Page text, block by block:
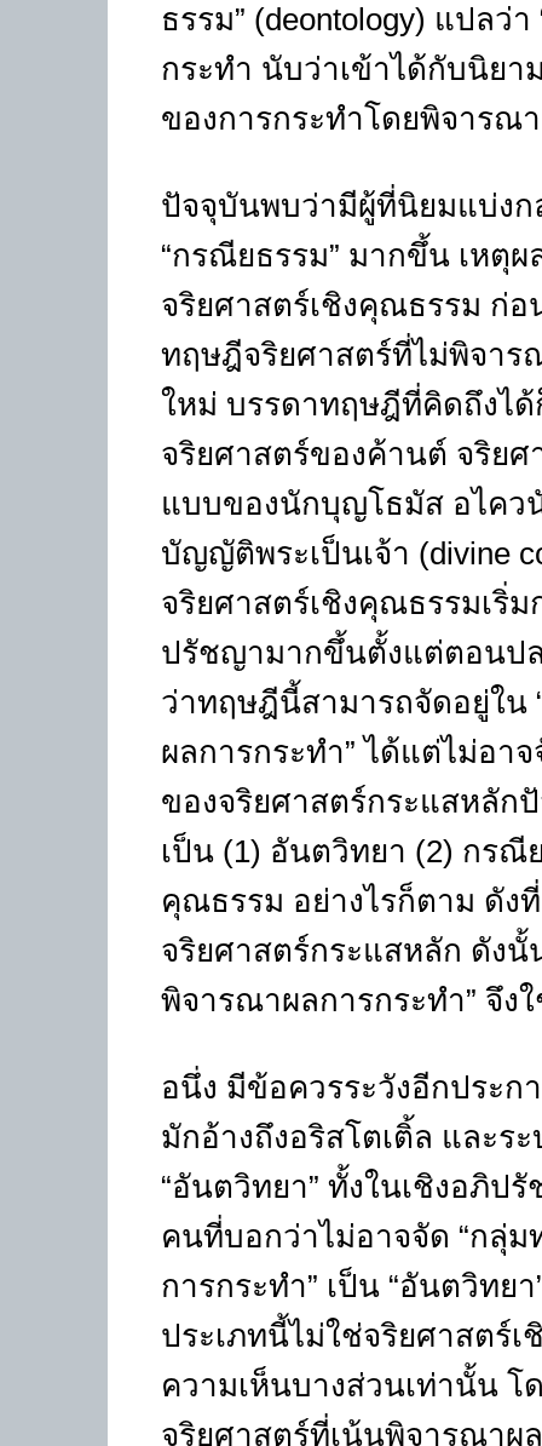
ธรรม” (deontology) แปลว่
กระทำ นับว่าเข้าได้กับนิย
ของการกระทำโดยพิจารณ
ปัจจุบันพบว่ามีผู้ที่นิยมแบ่งก
“กรณียธรรม” มากขึ้น เหตุ
จริยศาสตร์เชิงคุณธรรม ก่
ทฤษฎีจริยศาสตร์ที่ไม่พิจาร
ใหม่ บรรดาทฤษฎีที่คิดถึงไ
จริยศาสตร์ของค้านต์ จริยศ
แบบของนักบุญโธมัส อไคว
บัญญัติพระเป็นเจ้า (divine
จริยศาสตร์เชิงคุณธรรมเริ่
ปรัชญามากขึ้นตั้งแต่ตอนป
ว่าทฤษฎีนี้สามารถจัดอยู่ใน
ผลการกระทำ” ได้แต่ไม่อ
ของจริยศาสตร์กระแสหลัก
เป็น (1) อันตวิทยา (2) กรณี
คุณธรรม อย่างไรก็ตาม ดัง
จริยศาสตร์กระแสหลัก ดัง
พิจารณาผลการกระทำ” จึง
อนึ่ง มีข้อควรระวังอีกประ
มักอ้างถึงอริสโตเติ้ล และร
“อันตวิทยา” ทั้งในเชิงอภิป
คนที่บอกว่าไม่อาจจัด “กลุ่
การกระทำ” เป็น “อันตวิทย
ประเภทนี้ไม่ใช่จริยศาสตร์
ความเห็นบางส่วนเท่านั้น
จริยศาสตร์ที่เน้นพิจารณาผ